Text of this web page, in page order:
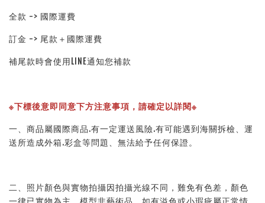
全款 -> 國際運費
訂金 -> 尾款＋國際運費
補尾款時會使用LINE通知您補款
※下標後意即同意下方注意事項，請確定以詳閱※
一、商品屬國際商品.有一定運送風險.有可能遇到海關拆檢、運
送所造成外箱.彩盒等問題、無法給予任何保證。
二、照片顏色與實物拍攝因拍攝光線不同，難免有色差，顏色
一律已實物為主，模型非藝術品，如有溢色或小瑕疵屬正常情